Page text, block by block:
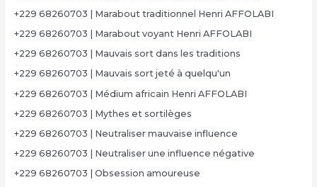
+229 68260703 | Marabout traditionnel Henri AFFOLABI
+229 68260703 | Marabout voyant Henri AFFOLABI
+229 68260703 | Mauvais sort dans les traditions
+229 68260703 | Mauvais sort jeté à quelqu'un
+229 68260703 | Médium africain Henri AFFOLABI
+229 68260703 | Mythes et sortilèges
+229 68260703 | Neutraliser mauvaise influence
+229 68260703 | Neutraliser une influence négative
+229 68260703 | Obsession amoureuse